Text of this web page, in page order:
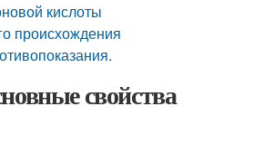
кислоты
происхождения
свойства